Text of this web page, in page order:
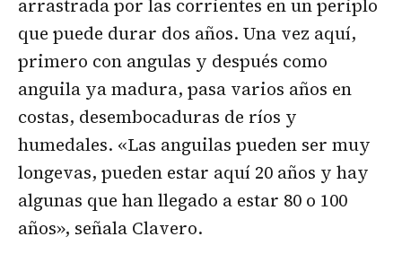
arrastrada por las corrientes en un periplo
que puede durar dos años. Una vez aquí,
primero con angulas y después como
anguila ya madura, pasa varios años en
costas, desembocaduras de ríos y
humedales. «Las anguilas pueden ser muy
longevas, pueden estar aquí 20 años y hay
algunas que han llegado a estar 80 o 100
años», señala Clavero.